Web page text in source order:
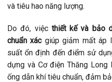
và tiêu hao năng lượng.
Do đó, việc thiết kế và bảo
chuẩn xácgiúp giảm mất áp
suất ổn định đến điểm sử
dựng và Cơ điện Thăng
ống dẫn khí tiêu chuẩn, đảm